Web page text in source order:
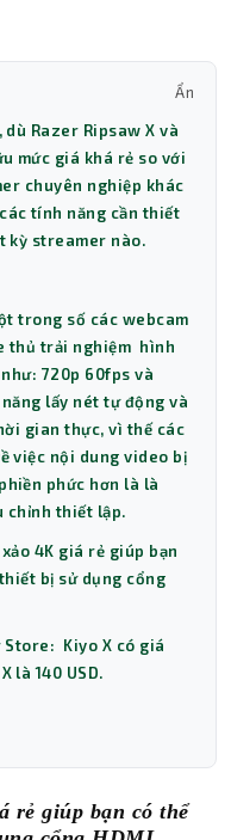
Ẩn
Razer Ripsaw X và
mức giá khá rẻ so với
chuyên nghiệp khác
tính năng cần thiết
kỳ streamer nào.
trong số các webcam
thủ trải nghiệm hình
720p 60fps và
lấy nét tự động và
gian thực, vì thế các
việc nội dung video bị
phức hơn là là
chỉnh thiết lập.
4K giá rẻ giúp bạn
bị sử dụng cổng
Store: Kiyo X có giá
là 140 USD.
rẻ giúp bạn có thể